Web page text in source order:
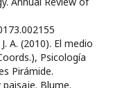
A. (2010). El medio
Psicología
Pirámide.
paisaje. Blume.